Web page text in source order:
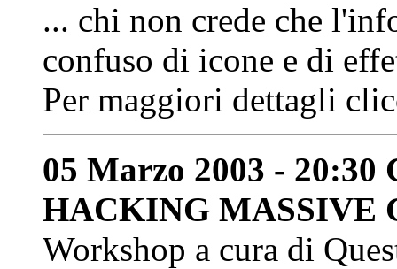
... chi non crede che
confuso di icone e di
Per maggiori dettagli
05 Marzo 2003 -
HACKING MASSIVE
Workshop a cura di